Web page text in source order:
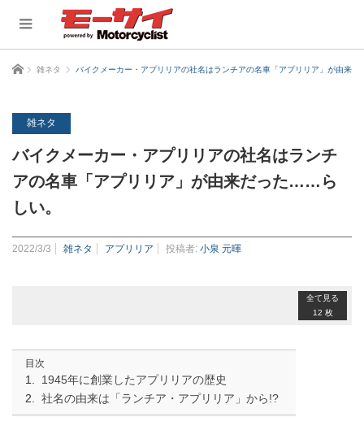
ホーム 雑ネタ バイクメーカー・アプリリアの社名はランチアの名車「アプリリア」が由来
雑ネタ
バイクメーカー・アプリリアの社名はランチ
アの名車「アプリリア」が由来だった……ら
しい。
2022/3/3 雑ネタ アプリリア 投稿者: 小泉 元暉
全て見る
12 枚
目次
1945年に創業したアプリリアの歴史
社名の由来は「ランチア・アプリリア」から!?